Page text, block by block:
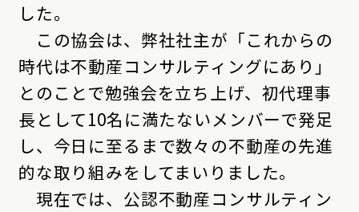
した。
この協会は、弊社社主が「これからの
時代は不動産コンサルティングにあり」
とのことで勉強会を立ち上げ、初代理事
長として10名に満たないメンバーで発足
し、今日に至るまで数々の不動産の先進
的な取り組みをしてまいりました。
現在では、公認不動産コンサルティン